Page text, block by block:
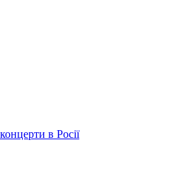
в Росії